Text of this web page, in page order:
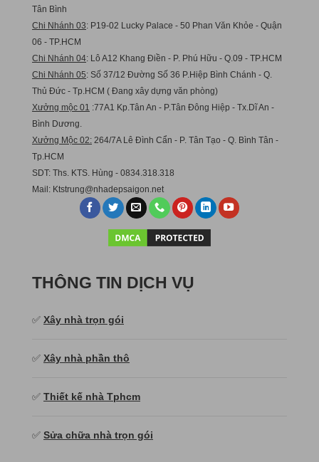
Tân Bình
Chi Nhánh 03: P19-02 Lucky Palace - 50 Phan Văn Khỏe - Quận
06 - TP.HCM
Chi Nhánh 04: Lô A12 Khang Điền - P. Phú Hữu - Q.09 - TP.HCM
Chi Nhánh 05: Số 37/12 Đường Số 36 P.Hiệp Bình Chánh - Q.
Thủ Đức - Tp.HCM ( Đang xây dựng văn phòng)
Xưởng mộc 01
:77A1 Kp.Tân An - P.Tân Đông Hiệp - Tx.Dĩ An -
Bình Dương.
Xưởng Mộc 02: 264/7A Lê Đình Cẩn - P. Tân Tạo - Q. Bình Tân -
Tp.HCM
SDT: Ths. KTS. Hùng - 0834.318.318
Mail: Ktstrung@nhadepsaigon.net
THÔNG TIN DỊCH VỤ
✅ Xây nhà trọn gói
✅ Xây nhà phần thô
✅ Thiết kế nhà Tphcm
✅ Sửa chữa nhà trọn gói